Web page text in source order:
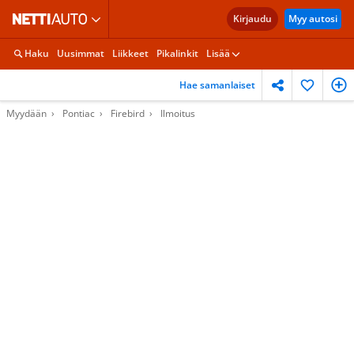
Kirjaudu Myy autosi
Haku Uusimmat Liikkeet Pikalinkit Lisää
Hae samanlaiset
Myydään Pontiac Firebird Ilmoitus